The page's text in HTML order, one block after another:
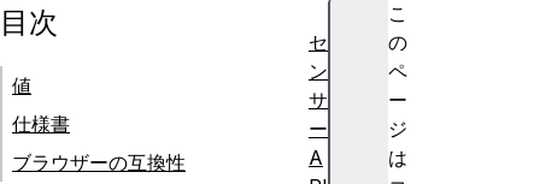
こ
の
ペ
ー
ジ
は
目次
値
仕様書
ブラウザーの互換性
セ
ン
サ
ー
A